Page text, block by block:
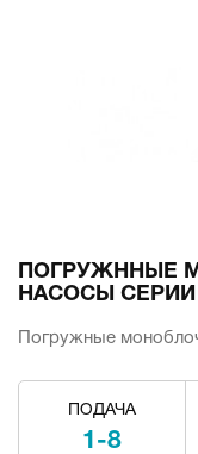
ПОГРУЖННЫЕ
НАСОСЫ СЕРИИ
Погружные
ПОДАЧА
1-8